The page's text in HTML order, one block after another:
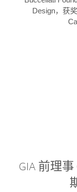
Design，获
GIA 前理事